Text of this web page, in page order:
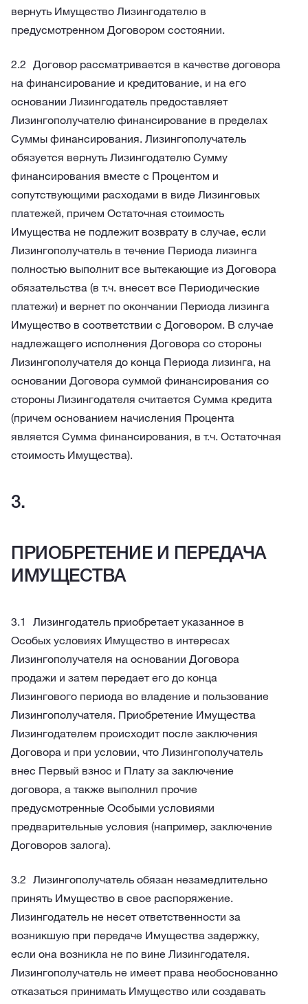
вернуть Имущество Лизингодателю в
предусмотренном Договором состоянии.
Договор рассматривается в качестве договора
на финансирование и кредитование, и на его
основании Лизингодатель предоставляет
Лизингополучателю финансирование в пределах
Суммы финансирования. Лизингополучатель
обязуется вернуть Лизингодателю Сумму
финансирования вместе с Процентом и
сопутствующими расходами в виде Лизинговых
платежей, причем Остаточная стоимость
Имущества не подлежит возврату в случае, если
Лизингополучатель в течение Периода лизинга
полностью выполнит все вытекающие из Договора
обязательства (в т.ч. внесет все Периодические
платежи) и вернет по окончании Периода лизинга
Имущество в соответствии с Договором. В случае
надлежащего исполнения Договора со стороны
Лизингополучателя до конца Периода лизинга, на
основании Договора суммой финансирования со
стороны Лизингодателя считается Сумма кредита
(причем основанием начисления Процента
является Сумма финансирования, в т.ч. Остаточная
стоимость Имущества).
ПРИОБРЕТЕНИЕ И ПЕРЕДАЧА
ИМУЩЕСТВА
Лизингодатель приобретает указанное в
Особых условиях Имущество в интересах
Лизингополучателя на основании Договора
продажи и затем передает его до конца
Лизингового периода во владение и пользование
Лизингополучателя. Приобретение Имущества
Лизингодателем происходит после заключения
Договора и при условии, что Лизингополучатель
внес Первый взнос и Плату за заключение
договора, а также выполнил прочие
предусмотренные Особыми условиями
предварительные условия (например, заключение
Договоров залога).
Лизингополучатель обязан незамедлительно
принять Имущество в свое распоряжение.
Лизингодатель не несет ответственности за
возникшую при передаче Имущества задержку,
если она возникла не по вине Лизингодателя.
Лизингополучатель не имеет права необоснованно
отказаться принимать Имущество или создавать